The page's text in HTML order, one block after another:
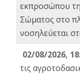
εκπροσώπου
Σώματος στο
νοσηλεύεται
02/08/2026,
τις